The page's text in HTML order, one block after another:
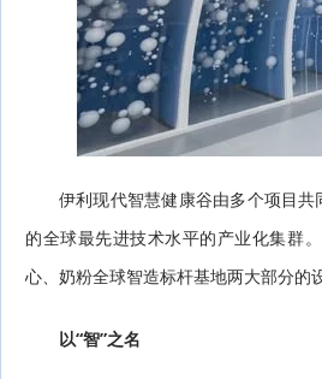
伊利现代智慧健康谷由多个项目
的全球最先进技术水平的产业化集群
心、奶粉全球智造标杆基地两大部分的
以“智”之名